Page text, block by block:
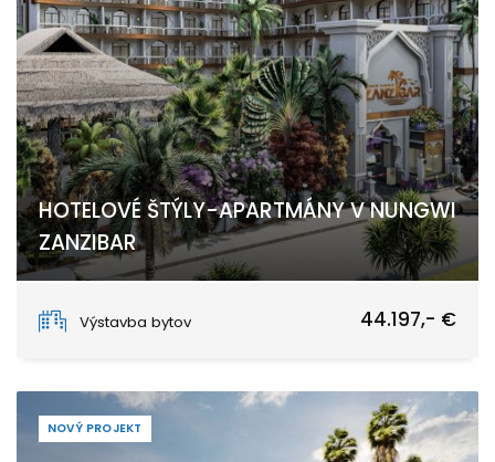
HOTELOVÉ ŠTÝLY-APARTMÁNY V NUNGWI
ZANZIBAR
Výstavba bytov
44.197,- €
NOVÝ PROJEKT